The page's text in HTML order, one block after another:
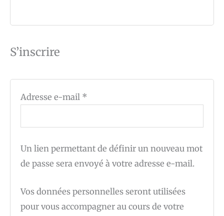
S’inscrire
Adresse e-mail *
Un lien permettant de définir un nouveau mot
de passe sera envoyé à votre adresse e-mail.
Vos données personnelles seront utilisées
pour vous accompagner au cours de votre